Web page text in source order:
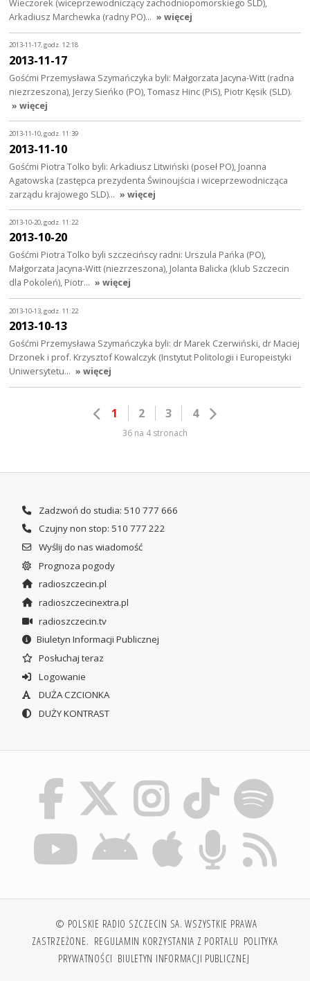
Wieczorek (wiceprzewodniczący zachodniopomorskiego SLD),
Arkadiusz Marchewka (radny PO)… » więcej
2013-11-17, godz. 12:18
2013-11-17
Gośćmi Przemysława Szymańczyka byli: Małgorzata Jacyna-Witt (radna
niezrzeszona), Jerzy Sieńko (PO), Tomasz Hinc (PiS), Piotr Kęsik (SLD).
» więcej
2013-11-10, godz. 11:39
2013-11-10
Gośćmi Piotra Tolko byli: Arkadiusz Litwiński (poseł PO), Joanna
Agatowska (zastępca prezydenta Świnoujścia i wiceprzewodnicząca
zarządu krajowego SLD)… » więcej
2013-10-20, godz. 11:22
2013-10-20
Gośćmi Piotra Tolko byli szczecińscy radni: Urszula Pańka (PO),
Małgorzata Jacyna-Witt (niezrzeszona), Jolanta Balicka (klub Szczecin
dla Pokoleń), Piotr… » więcej
2013-10-13, godz. 11:22
2013-10-13
Gośćmi Przemysława Szymańczyka byli: dr Marek Czerwiński, dr Maciej
Drzonek i prof. Krzysztof Kowalczyk (Instytut Politologii i Europeistyki
Uniwersytetu… » więcej
1 2 3 4
36 na 4 stronach
Zadzwoń do studia: 510 777 666
Czujny non stop: 510 777 222
Wyślij do nas wiadomość
Prognoza pogody
radioszczecin.pl
radioszczecinextra.pl
radioszczecin.tv
Biuletyn Informacji Publicznej
Posłuchaj teraz
Logowanie
DUŻA CZCIONKA
DUŻY KONTRAST
© POLSKIE RADIO SZCZECIN SA. WSZYSTKIE PRAWA
ZASTRZEŻONE. REGULAMIN KORZYSTANIA Z PORTALU POLITYKA
PRYWATNOŚCI BIULETYN INFORMACJI PUBLICZNEJ